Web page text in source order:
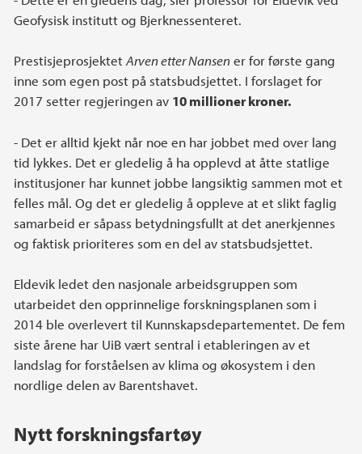
Geofysisk institutt og Bjerknessenteret.
PrestisjeprosjektetArven etter Nansener for første gang
inne som egen post på statsbudsjettet. I forslaget for
2017 setter regjeringen av 10 millioner kroner.
- Det er alltid kjekt når noe en har jobbet med over lang
tid lykkes. Det er gledelig å ha opplevd at åtte statlige
institusjoner har kunnet jobbe langsiktig sammen mot et
felles mål. Og det er gledelig å oppleve at et slikt faglig
samarbeid er såpass betydningsfullt at det anerkjennes
og faktisk prioriteres som en del av statsbudsjettet.
Eldevik ledet den nasjonale arbeidsgruppen som
utarbeidet den opprinnelige forskningsplanen som i
2014 ble overlevert til Kunnskapsdepartementet. De fem
siste årene har UiB vært sentral i etableringen av et
landslag for forståelsen av klima og økosystem i den
nordlige delen av Barentshavet.
Nytt forskningsfartøy